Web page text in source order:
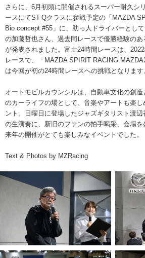
さらに、6月初頭に開催されるスーパー耐久シ
ースにてST-Qクラスに参戦予定の「MAZDA
Bio concept #55」に、助っ人ドライバーとし
の加藤哲也さん、過去同レースで優勝経験の
が発表されました。富士24時間レースは、
レースで、「MAZDA SPIRIT RACING
は今回が初の24時間レースへの挑戦となります
オートモビルカウンシルは、自動車文化の創造
のカーライフの場として、音楽やアートも楽
ント。日曜日に登場したジャズギタリスト渡
の生演奏に、新旧のファンの拍手喝采、会場を
来年の開催がとても楽しみなイベントでした。
Text & Photos by MZRacing